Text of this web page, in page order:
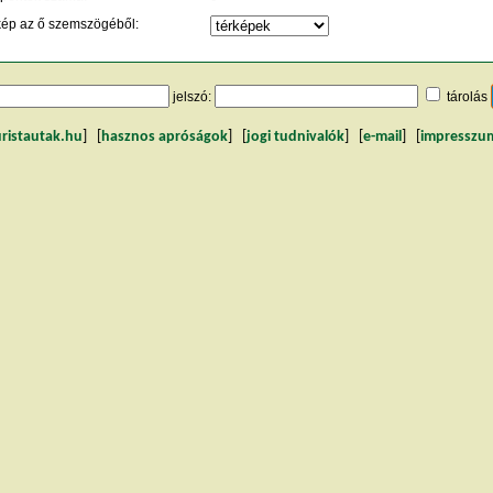
az ő szemszögéből:
jelszó: tárolás
hasznos apróságok jogi tudnivalók e-mail